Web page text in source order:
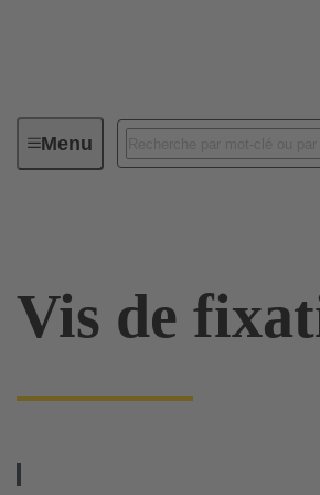
MenuConnecteurs industriels / Han®
Vis de